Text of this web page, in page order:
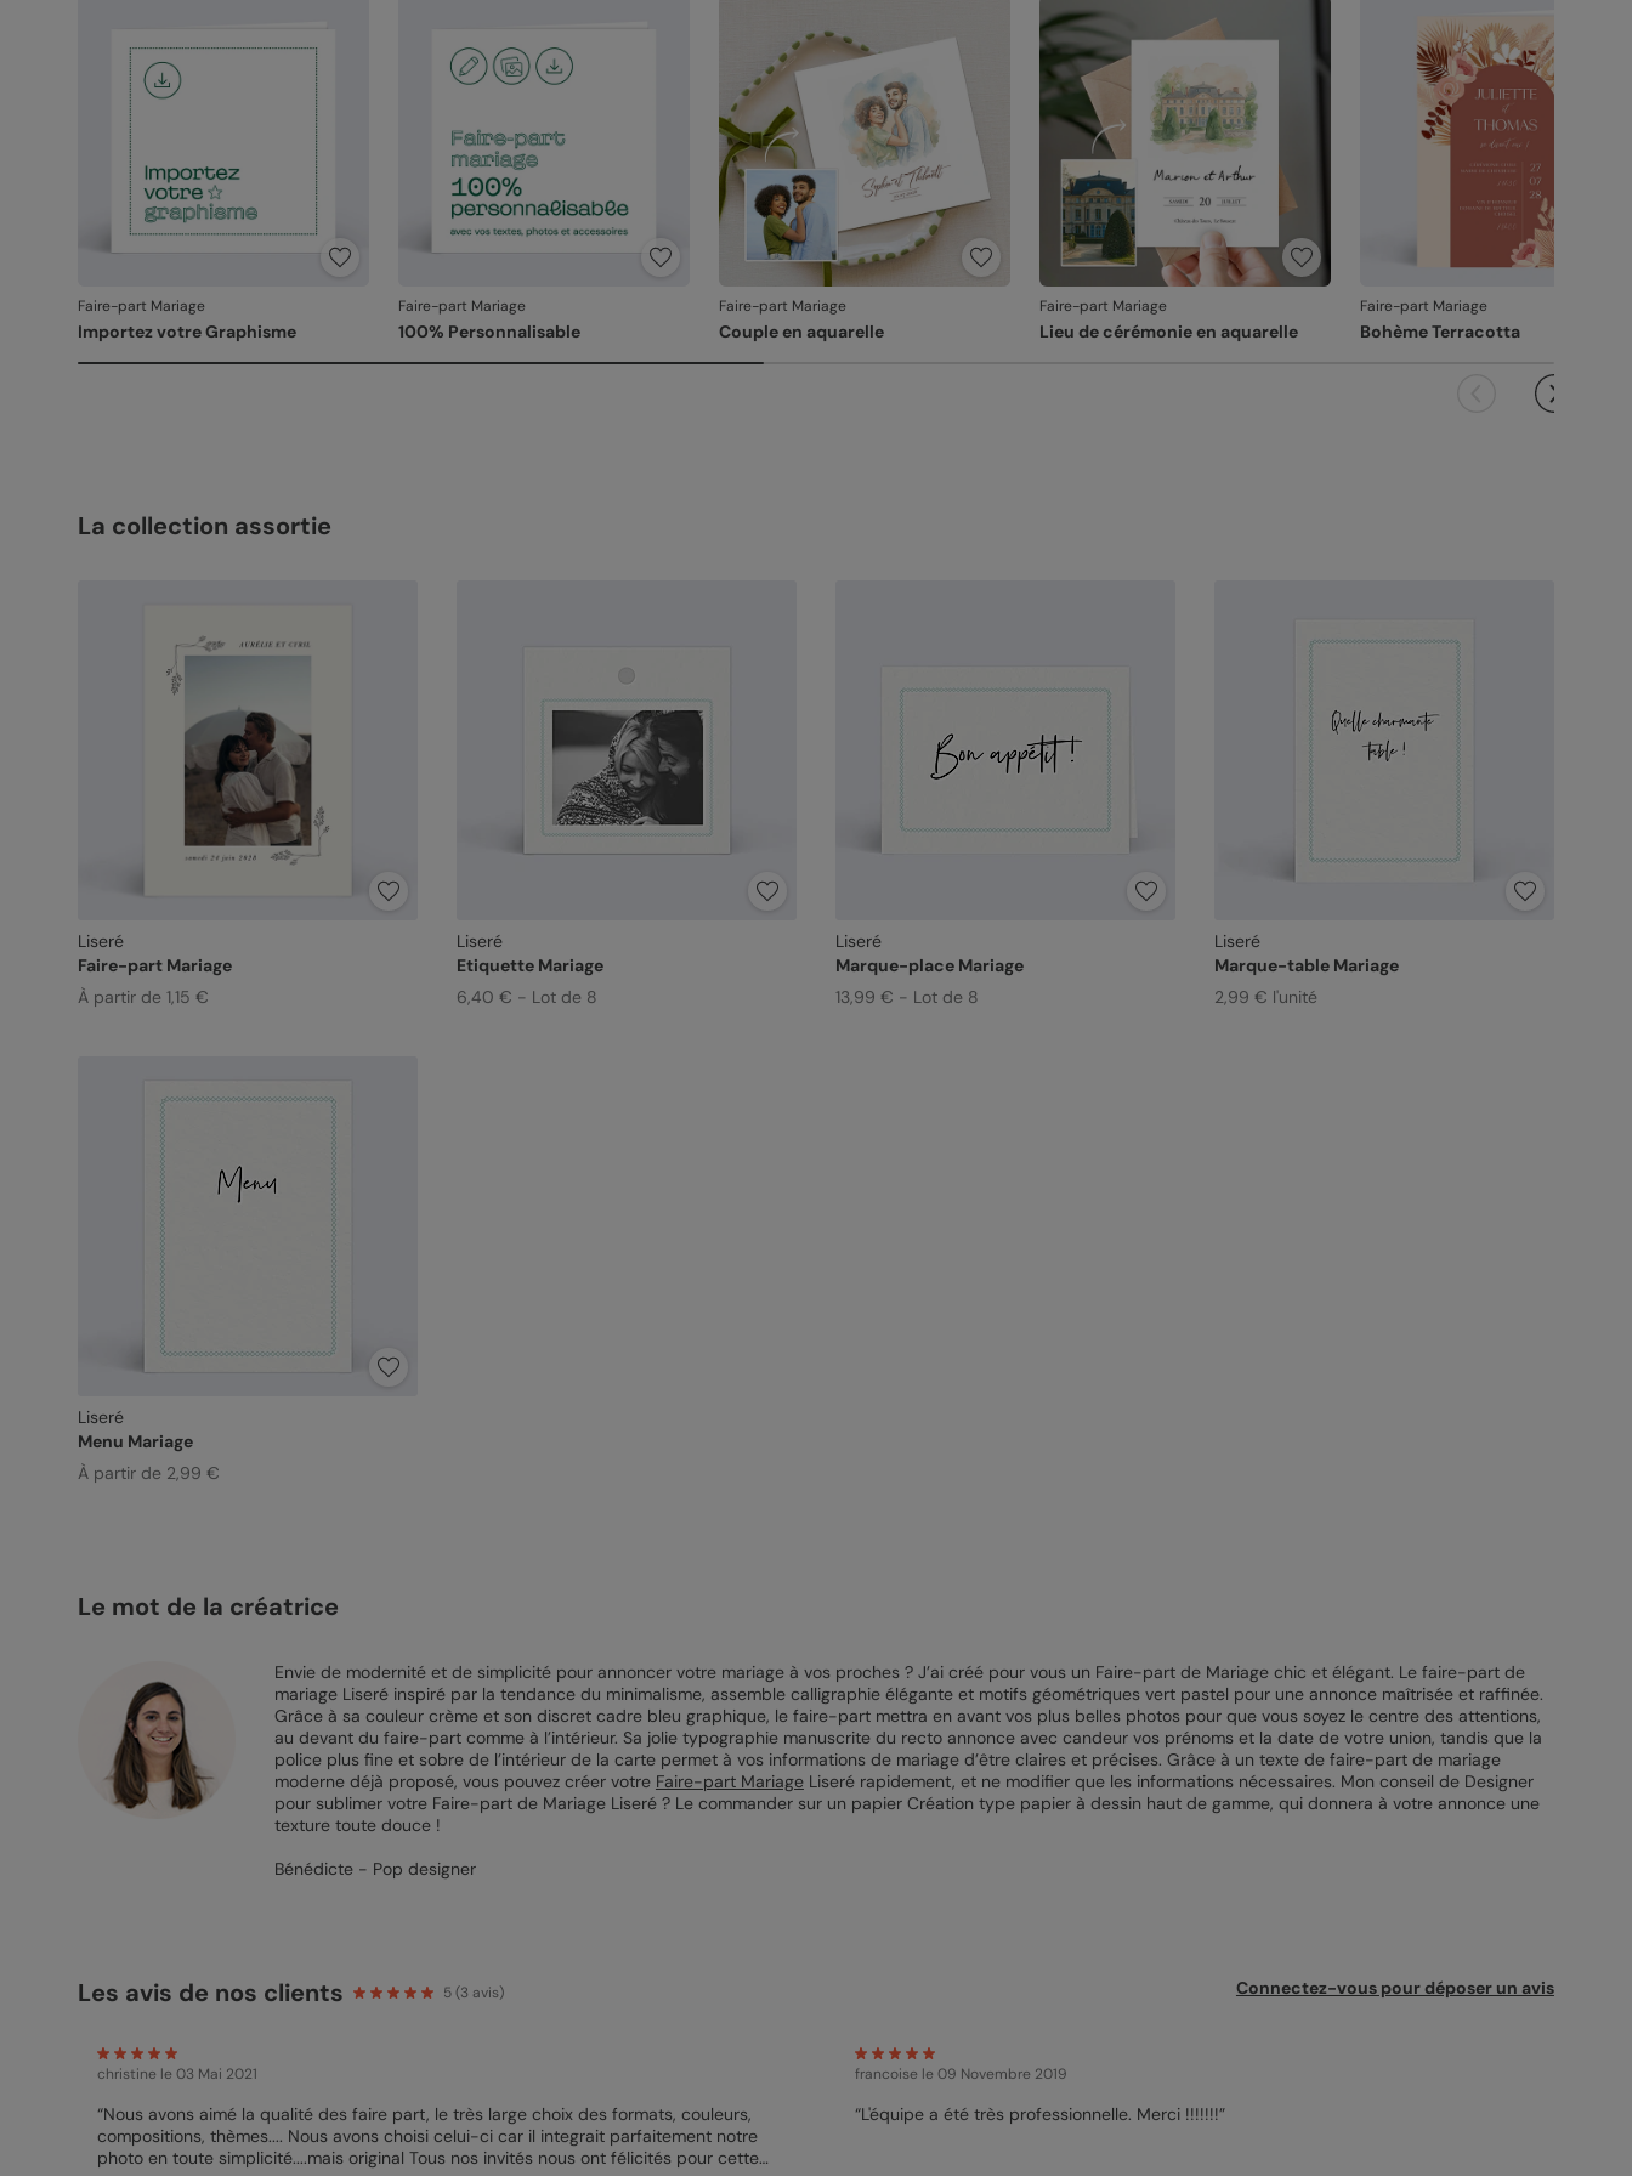
En revanche, si le point concerne la personnalisation
que vous avez validée (texte, photo, mise en page), le
produit ne pourra pas être repris.
Faire-part Mariage
Importez votre Graphisme
Faire-part Mariage
100% Personnalisable
Faire-part Mariage
Couple en aquarelle
Faire-part Mariage
Lieu de cérémonie en aquarelle
Faire-part Mariage
Bohème Terracotta
La collection assortie
Liseré
Faire-part Mariage
À partir de 1,15 €
Liseré
Etiquette Mariage
6,40 € - Lot de 8
Liseré
Marque-place Mariage
13,99 € - Lot de 8
Liseré
Marque-table Mariage
2,99 € l'unité
Liseré
Menu Mariage
À partir de 2,99 €
Le mot de la créatrice
Envie de modernité et de simplicité pour annoncer votre mariage à vos proches ? J’ai créé pour vous un Faire-part de Mariage chic et élégant. Le faire-part de
mariage Liseré inspiré par la tendance du minimalisme, assemble calligraphie élégante et motifs géométriques vert pastel pour une annonce maîtrisée et raffinée.
Grâce à sa couleur crème et son discret cadre bleu graphique, le faire-part mettra en avant vos plus belles photos pour que vous soyez le centre des attentions,
au devant du faire-part comme à l’intérieur. Sa jolie typographie manuscrite du recto annonce avec candeur vos prénoms et la date de votre union, tandis que la
police plus fine et sobre de l’intérieur de la carte permet à vos informations de mariage d’être claires et précises. Grâce à un texte de faire-part de mariage
moderne déjà proposé, vous pouvez créer votre Faire-part MariageLiseré rapidement, et ne modifier que les informations nécessaires. Mon conseil de Designer
pour sublimer votre Faire-part de Mariage Liseré ? Le commander sur un papier Création type papier à dessin haut de gamme, qui donnera à votre annonce une
texture toute douce !
Bénédicte - Pop designer
Les avis de nos clients 5(3 avis) Connectez-vous pour déposer un avis
christine le 03 Mai 2021
“Nous avons aimé la qualité des faire part, le très large choix des formats, couleurs,
compositions, thèmes.... Nous avons choisi celui-ci car il integrait parfaitement notre
photo en toute simplicité....mais original Tous nos invités nous ont félicités pour cette
francoise le 09 Novembre 2019
“L'équipe a été très professionnelle. Merci !!!!!!!”